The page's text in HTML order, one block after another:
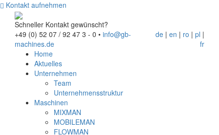
Kontakt aufnehmen
Schneller Kontakt gewünscht?
+49 (0) 52 07 / 92 47 3 - 0 • info@gb-
machines.de
de| en | ro | pl |
fr
Home
Aktuelles
Unternehmen
Team
Unternehmensstruktur
Maschinen
MIXMAN
MOBILEMAN
FLOWMAN